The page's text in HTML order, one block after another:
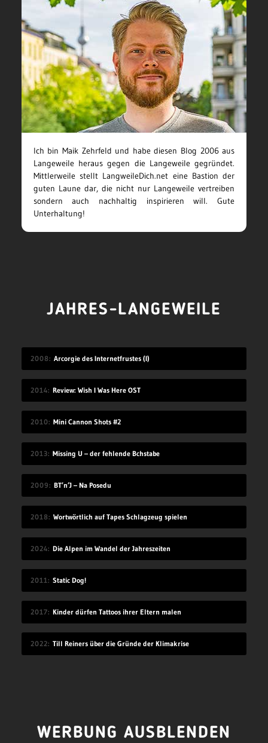
Ich bin Maik Zehrfeld und habe diesen Blog 2006 aus
Langeweile heraus gegen die Langeweile gegründet.
Mittlerweile stellt LangweileDich.net eine Bastion der
guten Laune dar, die nicht nur Langeweile vertreiben
sondern auch nachhaltig inspirieren will. Gute
Unterhaltung!
JAHRES-LANGEWEILE
2008 Arcorgie des Internetfrustes (I)
2014 Review: Wish I Was Here OST
2010 Mini Cannon Shots #2
2013 Missing U – der fehlende Bchstabe
2009 BT’n’J – Na Posedu
2018 Wortwörtlich auf Tapes Schlagzeug spielen
2024 Die Alpen im Wandel der Jahreszeiten
2011 Static Dog!
2017 Kinder dürfen Tattoos ihrer Eltern malen
2022 Till Reiners über die Gründe der Klimakrise
WERBUNG AUSBLENDEN